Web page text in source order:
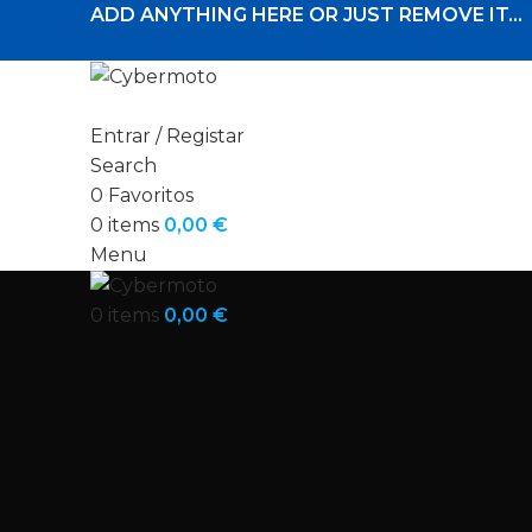
ADD ANYTHING HERE OR JUST REMOVE IT…
Entrar / Registar
Search
0 Favoritos
0 items 0,00 €
Menu
0 items 0,00 €